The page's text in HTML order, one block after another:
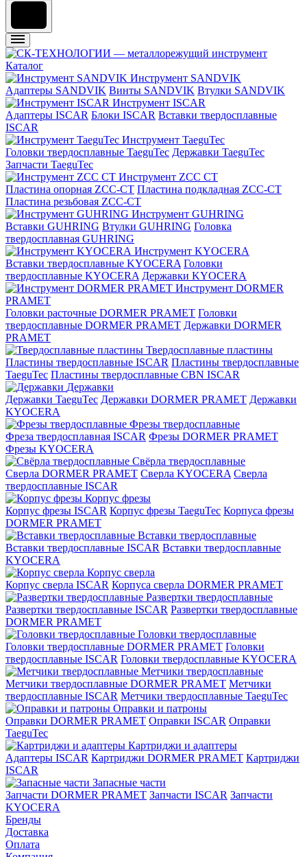
Каталог
Инструмент SANDVIK
Адаптеры SANDVIK Винты SANDVIK Втулки SANDVIK
Инструмент ISCAR
Адаптеры ISCAR Блоки ISCAR Вставки твердосплавные
ISCAR
Инструмент TaeguTec
Головки твердосплавные TaeguTec Державки TaeguTec
Запчасти TaeguTec
Инструмент ZCС CT
Пластина опорная ZCC-CT Пластина подкладная ZCC-CT
Пластина резьбовая ZCC-CT
Инструмент GUHRING
Вставки GUHRING Втулки GUHRING Головка
твердосплавная GUHRING
Инструмент KYOCERA
Вставки твердосплавные KYOCERA Головки
твердосплавные KYOCERA Державки KYOCERA
Инструмент DORMER
PRAMET
Головки расточные DORMER PRAMET Головки
твердосплавные DORMER PRAMET Державки DORMER
PRAMET
Твердосплавные пластины
Пластины твердосплавные ISCAR Пластины твердосплавные
TaeguTec Пластины твердосплавные CBN ISCAR
Державки
Державки TaeguTec Державки DORMER PRAMET Державки
KYOCERA
Фрезы твердосплавные
Фреза твердосплавная ISCAR Фрезы DORMER PRAMET
Фрезы KYOCERA
Свёрла твердосплавные
Сверла DORMER PRAMET Сверла KYOCERA Сверла
твердосплавные ISCAR
Корпус фрезы
Корпус фрезы ISCAR Корпус фрезы TaeguTec Корпуса фрезы
DORMER PRAMET
Вставки твердосплавные
Вставки твердосплавные ISCAR Вставки твердосплавные
KYOCERA
Корпус сверла
Корпус сверла ISCAR Корпуса сверла DORMER PRAMET
Развертки твердосплавные
Развертки твердосплавные ISCAR Развертки твердосплавные
DORMER PRAMET
Головки твердосплавные
Головки твердосплавные DORMER PRAMET Головки
твердосплавные ISCAR Головки твердосплавные KYOCERA
Метчики твердосплавные
Метчики твердосплавные DORMER PRAMET Метчики
твердосплавные ISCAR Метчики твердосплавные TaeguTec
Оправки и патроны
Оправки DORMER PRAMET Оправки ISCAR Оправки
TaeguTec
Картриджи и адаптеры
Адаптеры ISCAR Картриджи DORMER PRAMET Картриджи
ISCAR
Запасные части
Запчасти DORMER PRAMET Запчасти ISCAR Запчасти
KYOCERA
Бренды
Доставка
Оплата